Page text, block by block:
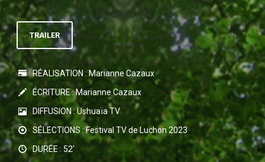
TRAILER
RÉALISATION : Marianne Cazaux
ÉCRITURE : Marianne Cazaux
DIFFUSION : Ushuaïa TV
SÉLECTIONS : Festival TV de Luchon 2023
DURÉE : 52'